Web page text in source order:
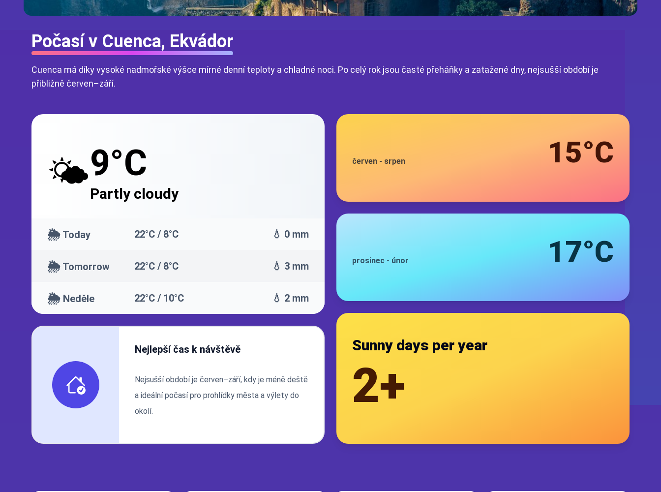
Počasí v Cuenca, Ekvádor
Cuenca má díky vysoké nadmořské výšce mírné denní teploty a chladné noci. Po celý rok jsou časté přeháňky a zatažené dny, nejsušší období je
přibližně červen–září.
🌤️9°C
Partly cloudy
🌦️ Today 22°C / 8°C 💧 0 mm
🌦️ Tomorrow 22°C / 8°C 💧 3 mm
🌦️ Neděle 22°C / 10°C 💧 2 mm
Nejlepší čas k návštěvě
Nejsušší období je červen–září, kdy je méně deště
a ideální počasí pro prohlídky města a výlety do
okolí.
červen - srpen 15°C
prosinec - únor 17°C
Sunny days per year
2+